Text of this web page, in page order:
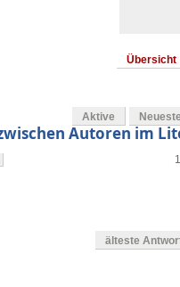
Übersicht
Aktive Neueste
Autoren im
älteste